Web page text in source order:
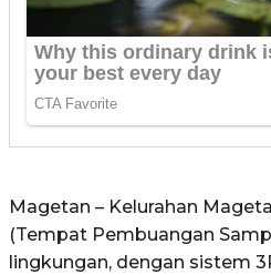
Magetan – Kelurahan
(Tempat Pembuangan
lingkungan, dengan sistem